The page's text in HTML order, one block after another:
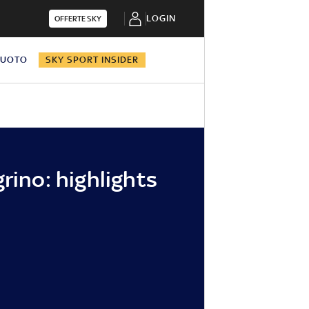
OFFERTE SKY LOGIN
SKY SPORT INSIDER
highlights